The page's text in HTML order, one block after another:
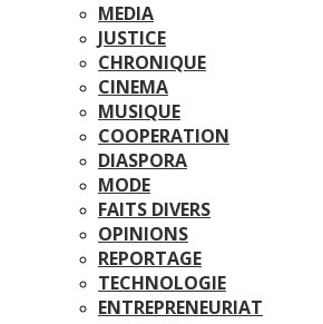
MEDIA
JUSTICE
CHRONIQUE
CINEMA
MUSIQUE
COOPERATION
DIASPORA
MODE
FAITS DIVERS
OPINIONS
REPORTAGE
TECHNOLOGIE
ENTREPRENEURIAT